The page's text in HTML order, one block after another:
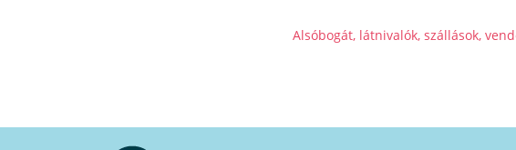
Alsóbogát, látnivalók, szállások,